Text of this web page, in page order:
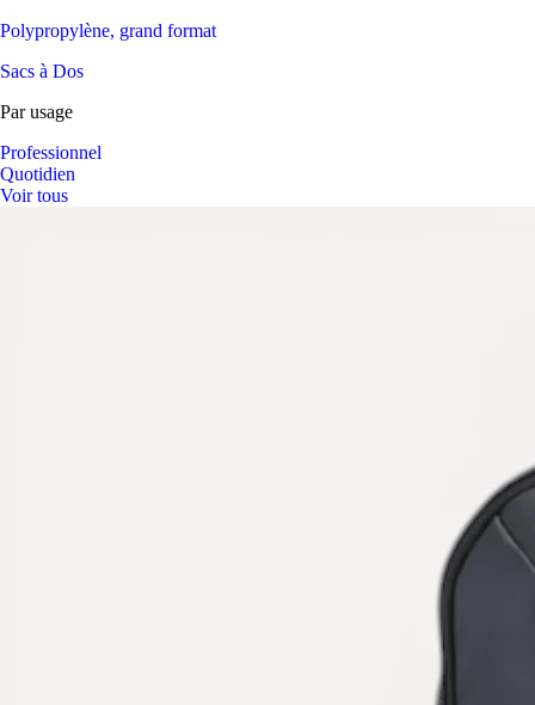
Polypropylène, grand format
Sacs à Dos
Par usage
Professionnel
Quotidien
Voir tous